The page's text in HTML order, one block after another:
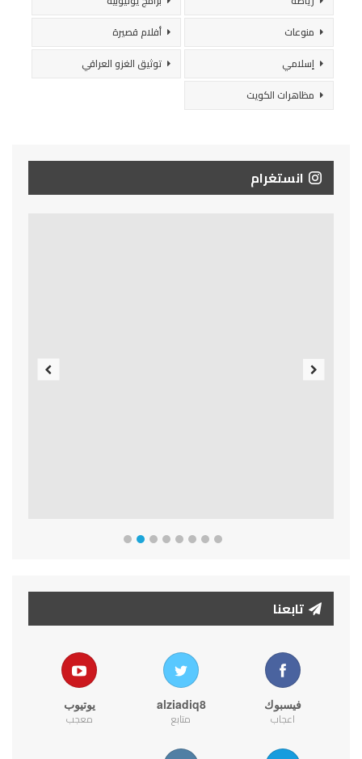
منوعات
أفلام قصيرة
إسلامي
توثيق الغزو العراقي
مظاهرات الكويت
انستغرام
تابعنا
فيسبوك
اعجاب
alziadiq8
متابع
يوتيوب
معجب